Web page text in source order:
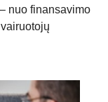
nuo finansavimo